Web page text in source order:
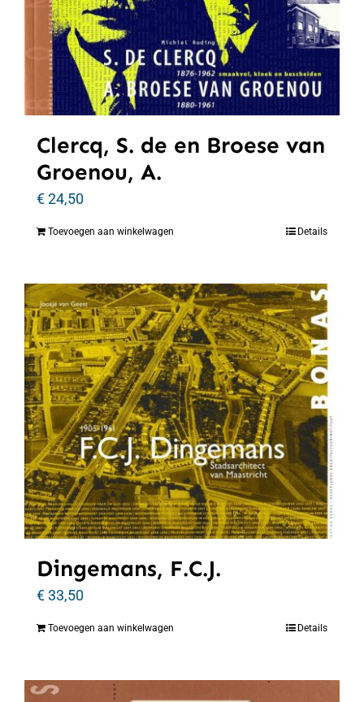
Clercq, S. de en Broese van
Groenou, A.
€24,50
Toevoegen aan winkelwagen Details
Dingemans, F.C.J.
€33,50
Toevoegen aan winkelwagen Details